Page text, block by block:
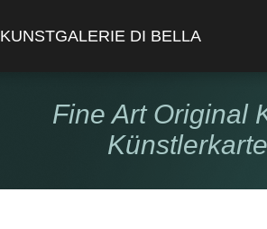
KUNSTGALERIE DI BELLA
Fine Art Original